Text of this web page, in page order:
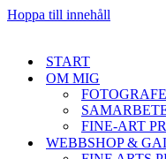
Hoppa till innehåll
START
OM MIG
FINE-ART
WEBBSHOP &